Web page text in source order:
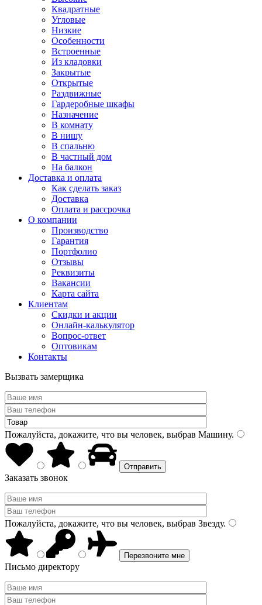
Квадратные
Угловые
Низкие
Особенности
Встроенные
Из кладовки
Закрытые
Открытые
Раздвижные
Гардеробные шкафы
Назначение
В комнату
В нишу
В спальню
В частный дом
На балкон
Доставка и оплата
Как сделать заказ
Доставка
Оплата и рассрочка
О компании
Производство
Гарантия
Портфолио
Отзывы
Реквизиты
Вакансии
Карта сайта
Клиентам
Скидки и акции
Онлайн-калькулятор
Вопрос-ответ
Оптовикам
Контакты
Вызвать замерщика
Пожалуйста, докажите, что вы человек, выбрав Машину.
Заказать звонок
Пожалуйста, докажите, что вы человек, выбрав Звезду.
Письмо директору